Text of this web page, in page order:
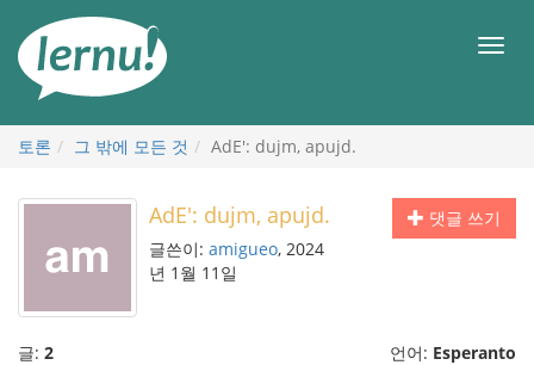
메
토론 그 밖에 모든 것 AdE': dujm, apujd.
댓글 쓰기
AdE': dujm, apujd.
글쓴이: amigueo, 2024
년 1월 11일
글: 2 언어: Esperanto